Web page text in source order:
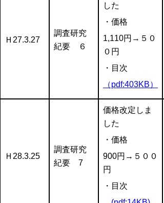
Ｈ27.3.27
調査研究
紀要 ６
した
・価格
1,110円→５０
０円
・目次
（pdf:403KB）
Ｈ28.3.25
調査研究
紀要 7
価格改定しま
した
・価格
900円→５００
円
・目次